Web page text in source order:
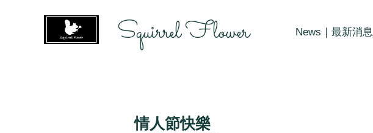
Squirrel Flower News｜最新消息
情人節快樂